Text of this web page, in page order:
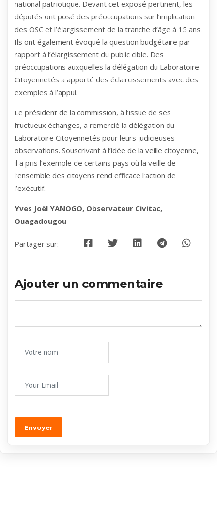
national patriotique. Devant cet exposé pertinent, les
députés ont posé des préoccupations sur l’implication
des OSC et l’élargissement de la tranche d’âge à 15 ans.
Ils ont également évoqué la question budgétaire par
rapport à l’élargissement du public cible. Des
préoccupations auxquelles la délégation du Laboratoire
Citoyennetés a apporté des éclaircissements avec des
exemples à l’appui.
Le président de la commission, à l’issue de ses
fructueux échanges, a remercié la délégation du
Laboratoire Citoyennetés pour leurs judicieuses
observations. Souscrivant à l’idée de la veille citoyenne,
il a pris l’exemple de certains pays où la veille de
l’ensemble des citoyens rend efficace l’action de
l’exécutif.
Yves Joël YANOGO, Observateur Civitac,
Ouagadougou
Partager sur:
Ajouter un commentaire
Envoyer